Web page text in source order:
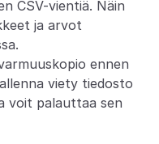
CSV-vientiä. Näin
ja arvot
ennen
viety tiedosto
voit palauttaa sen